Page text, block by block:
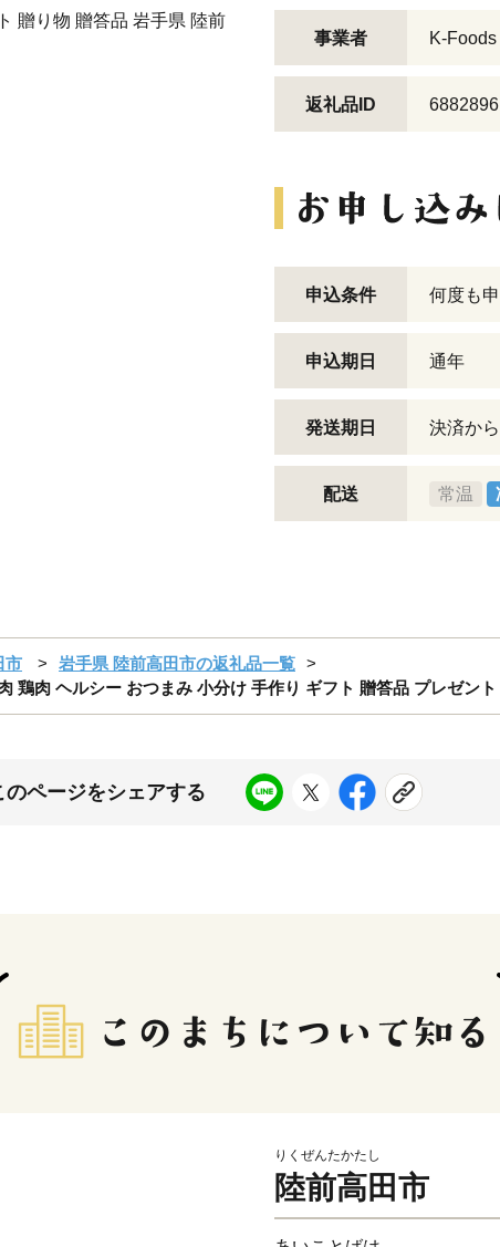
贈り物 贈答品 岩手県 陸前
事業者 K-Foods
返礼品ID 6882896
申込条件 何度も
申込期日 通年
発送期日 決済か
配送 常温
市
岩手県 陸前高田市の返礼品一覧
鶏肉 ヘルシー おつまみ 小分け 手作り ギフト 贈答品 プレゼン
のページをシェアする
りくぜんたかたし
陸前高田市